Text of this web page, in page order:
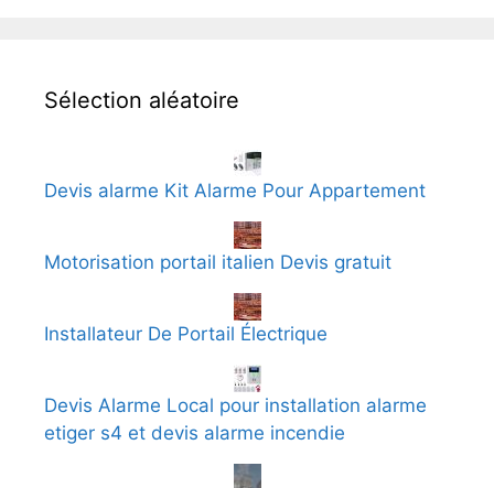
Sélection aléatoire
Devis alarme Kit Alarme Pour Appartement
Motorisation portail italien Devis gratuit
Installateur De Portail Électrique
Devis Alarme Local pour installation alarme
etiger s4 et devis alarme incendie